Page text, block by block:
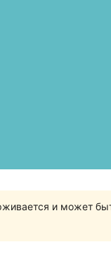
и может